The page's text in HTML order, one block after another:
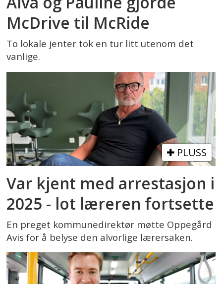
McDrive til McRide
To lokale jenter tok en tur litt utenom det
vanlige.
PLUSS
Var kjent med arrestasjon i
2025 - lot læreren fortsette
En preget kommunedirektør møtte Oppegård
Avis for å belyse den alvorlige lærersaken.